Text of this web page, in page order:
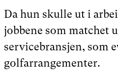
Da hun skulle ut i
jobbene som matchet
servicebransjen, som
golfarrangementer.